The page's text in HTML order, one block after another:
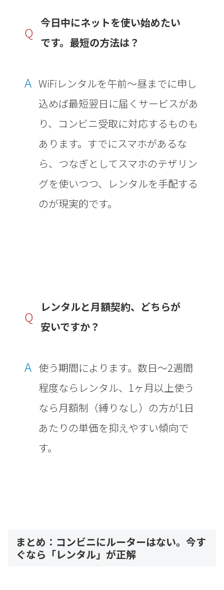
Q
今日中にネットを使い始めたい
です。最短の方法は？
A WiFiレンタルを午前〜昼までに申し
込めば最短翌日に届くサービスがあ
り、コンビニ受取に対応するものも
あります。すでにスマホがあるな
ら、つなぎとしてスマホのテザリン
グを使いつつ、レンタルを手配する
のが現実的です。
Q
レンタルと月額契約、どちらが
安いですか？
A 使う期間によります。数日〜2週間
程度ならレンタル、1ヶ月以上使う
なら月額制（縛りなし）の方が1日
あたりの単価を抑えやすい傾向で
す。
まとめ：コンビニにルーターはない。今す
ぐなら「レンタル」が正解